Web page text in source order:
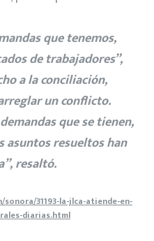
que tenemos,
de trabajadores”,
a la conciliación,
un conflicto.
que se tienen,
asuntos resueltos han
resaltó.
31193-la-jlca-atiende-en-
diarias.html